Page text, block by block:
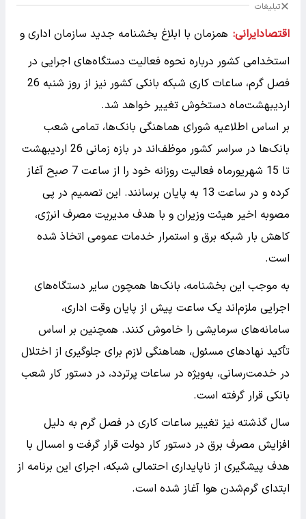
تبلیغات
اقتصادایرانی: همزمان با ابلاغ بخشنامه جدید سازمان اداری و
استخدامی کشور درباره نحوه فعالیت دستگاه‌های اجرایی در
فصل گرم، ساعات کاری شبکه بانکی کشور نیز از روز شنبه 26
اردیبهشت‌ماه دستخوش تغییر خواهد شد.
بر اساس اطلاعیه شورای هماهنگی بانک‌ها، تمامی شعب
بانک‌ها در سراسر کشور موظف‌اند در بازه زمانی 26 اردیبهشت
تا 15 شهریورماه فعالیت روزانه خود را از ساعت 7 صبح آغاز
کرده و در ساعت 13 به پایان برسانند. این تصمیم در پی
مصوبه اخیر هیئت وزیران و با هدف مدیریت مصرف انرژی،
کاهش بار شبکه برق و استمرار خدمات عمومی اتخاذ شده
است.
به موجب این بخشنامه، بانک‌ها همچون سایر دستگاه‌های
اجرایی ملزم‌اند یک ساعت پیش از پایان وقت اداری،
سامانه‌های سرمایشی را خاموش کنند. همچنین بر اساس
تأکید نهادهای مسئول، هماهنگی لازم برای جلوگیری از اختلال
در خدمت‌رسانی، به‌ویژه در ساعات پرتردد، در دستور کار شعب
بانکی قرار گرفته است.
سال گذشته نیز تغییر ساعات کاری در فصل گرم به دلیل
افزایش مصرف برق در دستور کار دولت قرار گرفت و امسال با
هدف پیشگیری از ناپایداری احتمالی شبکه، اجرای این برنامه از
ابتدای گرم‌شدن هوا آغاز شده است.